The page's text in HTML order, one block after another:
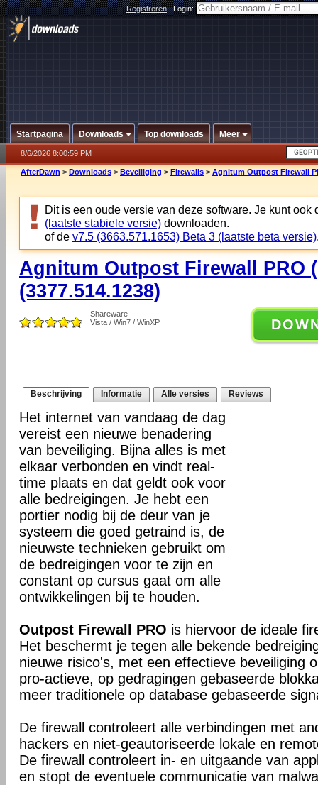
Registreren|Login:
Startpagina Downloads Top downloads Meer
8/6/2026 8:00:59 PM
AfterDawn > Downloads > Beveiliging > Firewalls > Agnitum Outpost Firewall
Dit is een oude versie van deze software. Je kunt ook
(laatste stabiele versie) downloaden.
of de v7.5 (3663.571.1653) Beta 3 (laatste beta versie)
Agnitum Outpost Firewall PRO
(3377.514.1238)
Shareware
Vista / Win7 / WinXP
Beschrijving Informatie Alle versies Reviews
Het internet van vandaag de dag
vereist een nieuwe benadering
van beveiliging. Bijna alles is met
elkaar verbonden en vindt real-
time plaats en dat geldt ook voor
alle bedreigingen. Je hebt een
portier nodig bij de deur van je
systeem die goed getraind is, de
nieuwste technieken gebruikt om
de bedreigingen voor te zijn en
constant op cursus gaat om alle
ontwikkelingen bij te houden.
Outpost Firewall PRO is hiervoor de ideale
Het beschermt je tegen alle bekende
nieuwe risico's, met een effectieve beveiliging
pro-actieve, op gedragingen gebaseerde
meer traditionele op database gebaseerde
De firewall controleert alle verbindingen met
hackers en niet-geautoriseerde lokale en
De firewall controleert in- en uitgaande van
en stopt de eventuele communicatie van